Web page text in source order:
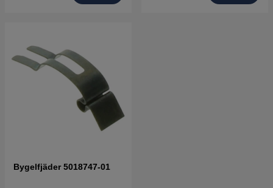
Bygelfjäder 5018747-01